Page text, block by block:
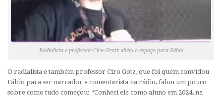
Radialista e professor Ciro Grotz abriu o espaço para Fábio
O radialista e também professor Ciro Gotz, que foi quem convidou
Fábio para ser narrador e comentarista na rádio, falou um pouco
sobre como tudo começou: “Conheci ele como aluno em 2024, na